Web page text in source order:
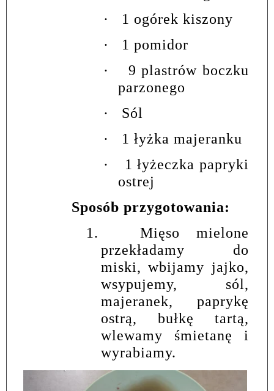
·
1 ogórek kiszony
·
1 pomidor
·
9 plastrów boczku
parzonego
·
Sól
·
1 łyżka majeranku
·
1 łyżeczka papryki
ostrej
Sposób przygotowania:
1.
Mięso mielone
przekładamy do
miski, wbijamy jajko,
wsypujemy, sól,
majeranek, paprykę
ostrą, bułkę tartą,
wlewamy śmietanę i
wyrabiamy.